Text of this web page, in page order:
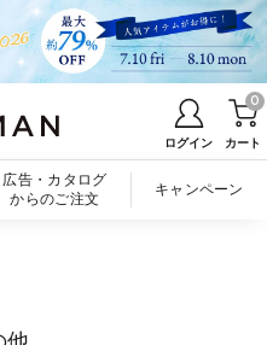
ログイン カート
0
広告・カタログ
からのご注文
キャンペーン